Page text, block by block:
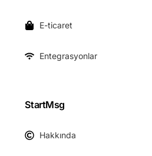
E-ticaret
Entegrasyonlar
StartMsg
Hakkında